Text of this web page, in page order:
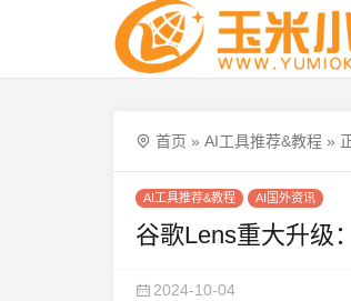
首页 » AI工具推荐&教程 »
AI工具推荐&教程 AI国外资讯
谷歌Lens重大升级
2024-10-04